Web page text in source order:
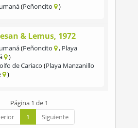
Peñoncito
& Lemus, 1972
Peñoncito
Playa
de Cariaco Playa Manzanillo
Página 1 de 1
1 Siguiente